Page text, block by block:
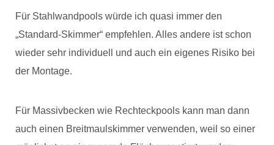
Für Stahlwandpools würde ich quasi immer den
„Standard-Skimmer“ empfehlen. Alles andere ist schon
wieder sehr individuell und auch ein eigenes Risiko bei
der Montage.
Für Massivbecken wie Rechteckpools kann man dann
auch einen Breitmaulskimmer verwenden, weil so einer